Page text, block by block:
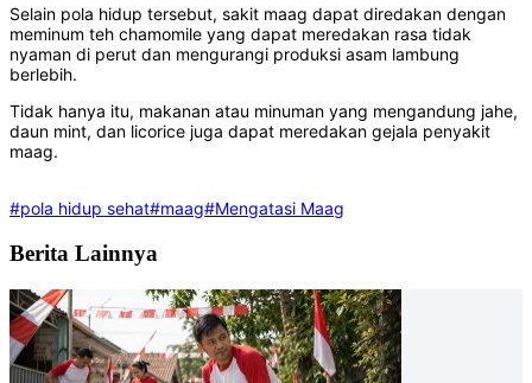
Selain pola hidup tersebut, sakit maag dapat diredakan dengan
meminum teh chamomile yang dapat meredakan rasa tidak
nyaman di perut dan mengurangi produksi asam lambung
berlebih.
Tidak hanya itu, makanan atau minuman yang mengandung jahe,
daun mint, dan licorice juga dapat meredakan gejala penyakit
maag.
#pola hidup sehat#maag#Mengatasi Maag
Berita Lainnya